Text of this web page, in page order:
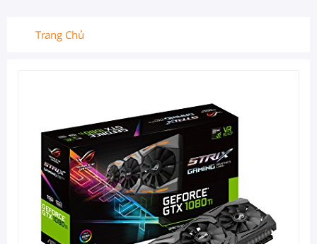
Trang Chủ